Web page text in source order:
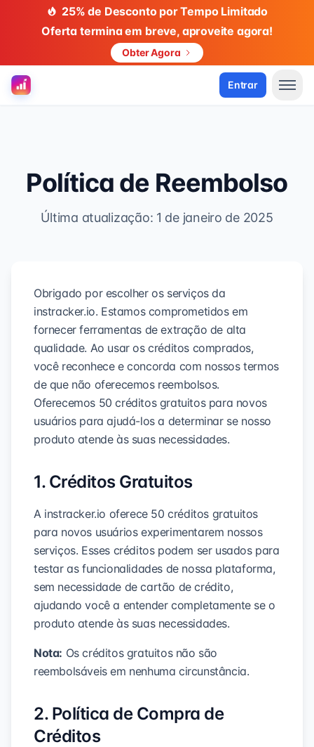
25% de Desconto por Tempo Limitado
Oferta termina em breve, aproveite agora!
Obter Agora
Entrar
Política de Reembolso
Última atualização: 1 de janeiro de 2025
Obrigado por escolher os serviços da
instracker.io. Estamos comprometidos em
fornecer ferramentas de extração de alta
qualidade. Ao usar os créditos comprados,
você reconhece e concorda com nossos termos
de que não oferecemos reembolsos.
Oferecemos 50 créditos gratuitos para novos
usuários para ajudá-los a determinar se nosso
produto atende às suas necessidades.
1. Créditos Gratuitos
A instracker.io oferece 50 créditos gratuitos
para novos usuários experimentarem nossos
serviços. Esses créditos podem ser usados para
testar as funcionalidades de nossa plataforma,
sem necessidade de cartão de crédito,
ajudando você a entender completamente se o
produto atende às suas necessidades.
Nota: Os créditos gratuitos não são
reembolsáveis em nenhuma circunstância.
2. Política de Compra de
Créditos